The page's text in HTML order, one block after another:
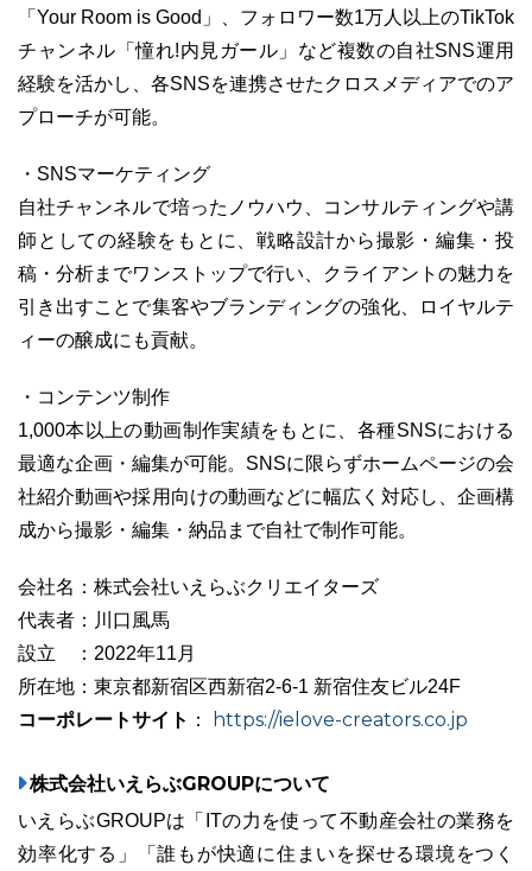
「Your Room is Good」、フォロワー数1万人以上のTikTok
チャンネル「憧れ!内見ガール」など複数の自社SNS運用
経験を活かし、各SNSを連携させたクロスメディアでのア
プローチが可能。
・SNSマーケティング
自社チャンネルで培ったノウハウ、コンサルティングや講
師としての経験をもとに、戦略設計から撮影・編集・投
稿・分析までワンストップで行い、クライアントの魅力を
引き出すことで集客やブランディングの強化、ロイヤルテ
ィーの醸成にも貢献。
・コンテンツ制作
1,000本以上の動画制作実績をもとに、各種SNSにおける
最適な企画・編集が可能。SNSに限らずホームページの会
社紹介動画や採用向けの動画などに幅広く対応し、企画構
成から撮影・編集・納品まで自社で制作可能。
会社名：株式会社いえらぶクリエイターズ
代表者：川口風馬
設立 ：2022年11月
所在地：東京都新宿区西新宿2-6-1 新宿住友ビル24F
コーポレートサイト ： https://ielove-creators.co.jp
株式会社いえらぶGROUPについて
いえらぶGROUPは「ITの力を使って不動産会社の業務を
効率化する」「誰もが快適に住まいを探せる環境をつく